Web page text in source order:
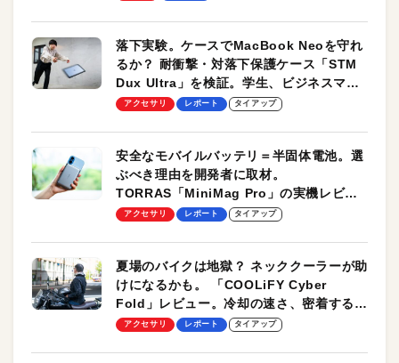
落下実験。ケースでMacBook Neoを守れ
るか？ 耐衝撃・対落下保護ケース「STM
Dux Ultra」を検証。学生、ビジネスマン
のモバイルユースに最適！
アクセサリ レポート タイアップ
安全なモバイルバッテリ＝半固体電池。選
ぶべき理由を開発者に取材。
TORRAS「MiniMag Pro」の実機レビュ
ーも
アクセサリ レポート タイアップ
夏場のバイクは地獄？ ネッククーラーが助
けになるかも。 「COOLiFY Cyber
Fold」レビュー。冷却の速さ、密着する冷
却プレート、シンプルな操作性がグッド！
アクセサリ レポート タイアップ